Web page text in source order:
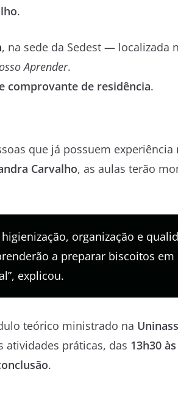
.
, na sede da Sedest — localizada
Aprender.
comprovante de residência.
que já possuem experiência
Carvalho, as aulas terão
organização e
a preparar biscoitos em
explicou.
teórico ministrado na
atividades práticas, das 13h30
.